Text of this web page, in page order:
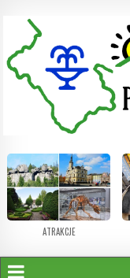
ATRAKCJE